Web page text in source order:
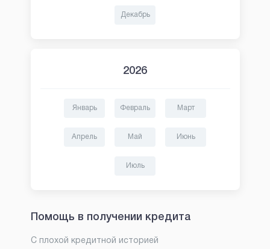
Декабрь
2026
Январь Февраль Март
Апрель Май Июнь
Июль
Помощь в получении кредита
С плохой кредитной историей